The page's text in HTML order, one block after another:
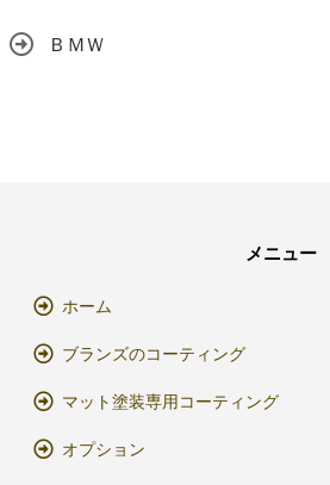
ＢＭＷ
メニュー
ホーム
ブランズのコーティング
マット塗装専用コーティング
オプション